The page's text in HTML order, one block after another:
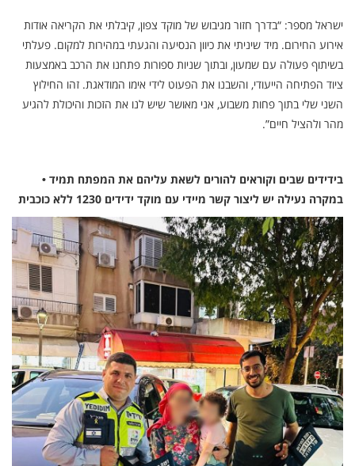
ישראל מספר: “בדרך חזור מגיבוש של מוקד צפון, קיבלתי את הקריאה אודות
אירוע החירום. מיד שיניתי את כיוון הנסיעה והגעתי במהירות למקום. פעלתי
בשיתוף פעולה עם שמעון, ובתוך שניות ספורות פתחנו את הרכב באמצעות
ציוד הפתיחה הייעודי, והשבנו את הפעוט לידי אימו המודאגת. זהו החילוץ
השני שלי בתוך פחות משבוע, אני מאושר שיש לנו את הזכות והיכולת להגיע
מהר ולהציל חיים”.
בידידים שבים וקוראים להורים לשאת עליהם את המפתח תמיד •
במקרה נעילה יש ליצור קשר מיידי עם מוקד ידידים 1230 ללא כוכבית